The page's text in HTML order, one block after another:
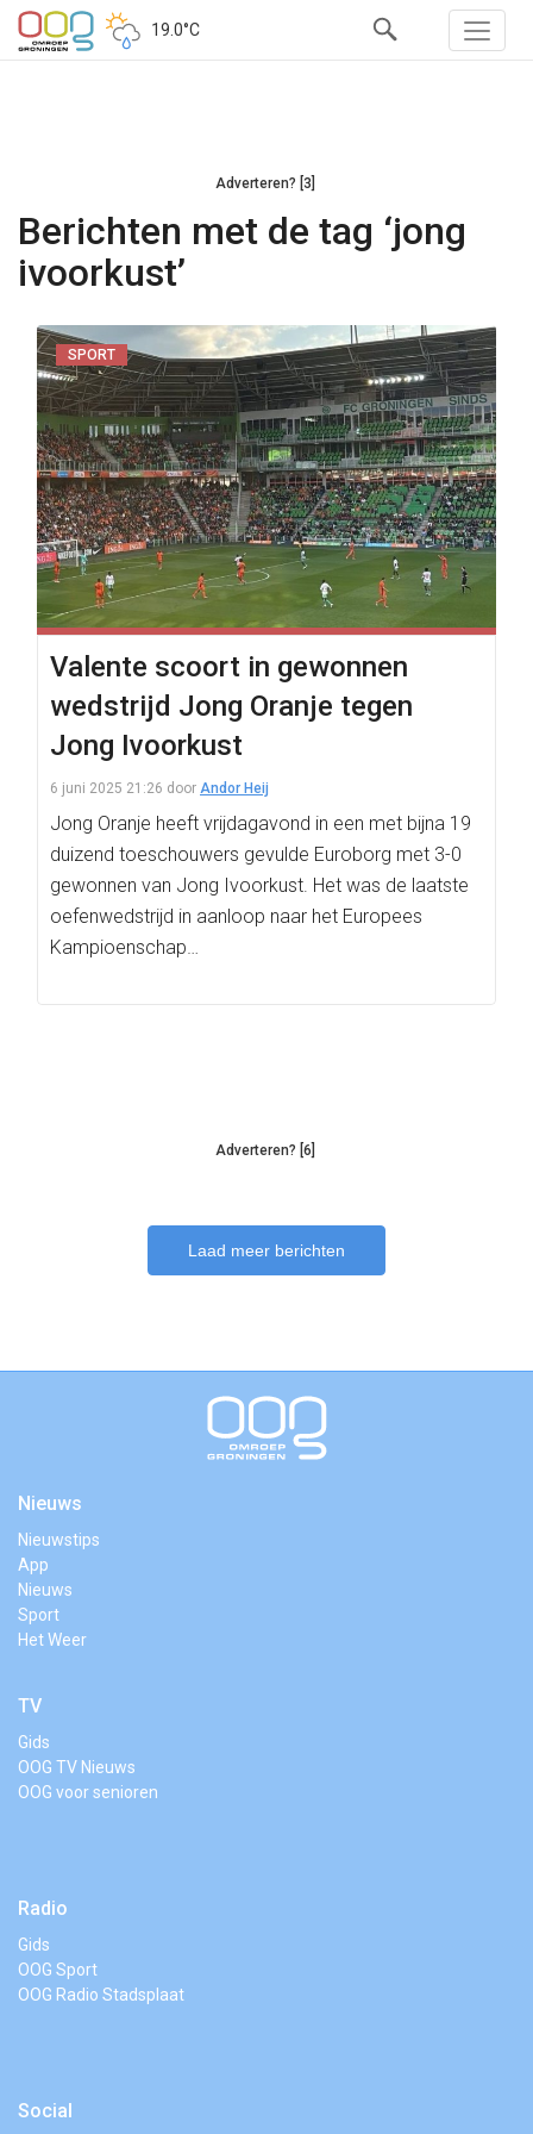
19.0°C
Adverteren? [3]
Berichten met de tag ‘jong
ivoorkust’
SPORT
Valente scoort in gewonnen
wedstrijd Jong Oranje tegen
Jong Ivoorkust
6 juni 2025 21:26 door Andor Heij
Jong Oranje heeft vrijdagavond in een met bijna 19
duizend toeschouwers gevulde Euroborg met 3-0
gewonnen van Jong Ivoorkust. Het was de laatste
oefenwedstrijd in aanloop naar het Europees
Kampioenschap…
Adverteren? [6]
Laad meer berichten
Nieuws
Nieuwstips
App
Nieuws
Sport
Het Weer
TV
Gids
OOG TV Nieuws
OOG voor senioren
Radio
Gids
OOG Sport
OOG Radio Stadsplaat
Social